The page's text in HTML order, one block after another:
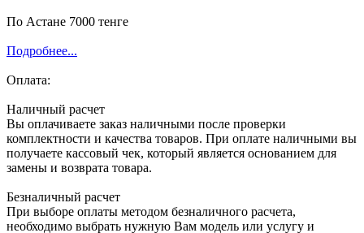
По Астане 7000 тенге
Подробнее...
Оплата:
Наличный расчет
Вы оплачиваете заказ наличными после проверки
комплектности и качества товаров. При оплате наличными вы
получаете кассовый чек, который является основанием для
замены и возврата товара.
Безналичный расчет
При выборе оплаты методом безналичного расчета,
необходимо выбрать нужную Вам модель или услугу и